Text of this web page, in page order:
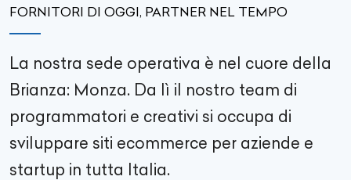
FORNITORI DI OGGI, PARTNER NEL TEMPO
La nostra sede operativa è nel cuore della
Brianza: Monza. Da lì il nostro team di
programmatori e creativi si occupa di
sviluppare siti ecommerce per aziende e
startup in tutta Italia.